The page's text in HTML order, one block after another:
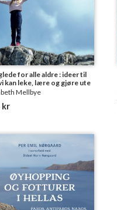
for alle aldre : ideer til
kan leke, lære og gjøre ute
Mellbye
kr